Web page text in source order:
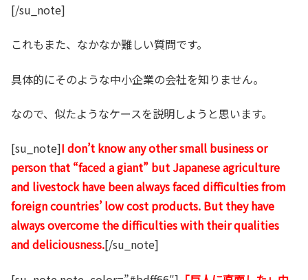
[/su_note]
これもまた、なかなか難しい質問です。
具体的にそのような中小企業の会社を知りません。
なので、似たようなケースを説明しようと思います。
[su_note]I don’t know any other small business or
person that “faced a giant” but Japanese agriculture
and livestock have been always faced difficulties from
foreign countries’ low cost products. But they have
always overcome the difficulties with their qualities
and deliciousness.[/su_note]